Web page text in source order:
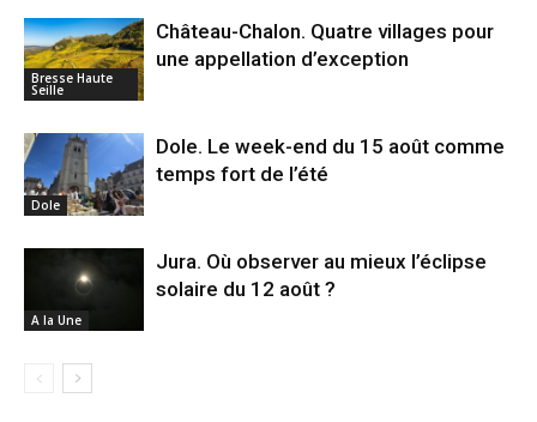
Bresse Haute
Seille
Château-Chalon. Quatre villages pour
une appellation d’exception
Dole
Dole. Le week-end du 15 août comme
temps fort de l’été
A la Une
Jura. Où observer au mieux l’éclipse
solaire du 12 août ?